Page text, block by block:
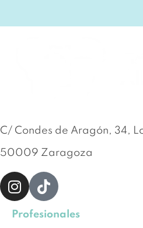
C/ Condes de Aragón, 34,
50009 Zaragoza
Profesionales